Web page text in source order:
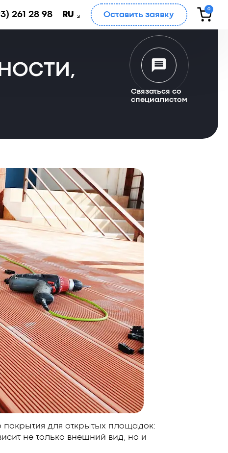
261 28 98 RU Оставить заявку
0
Связаться со
специалистом
покрытия для открытых площадок:
не только внешний вид, но и